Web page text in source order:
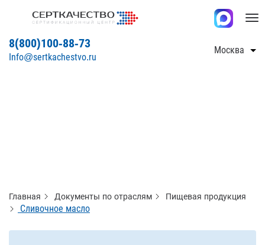
8(800)100-88-73
Info@sertkachestvo.ru
Москва
Главная Документы по отраслям Пищевая продукция
Сливочное масло